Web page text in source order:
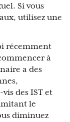
Si vous
utilisez une
récemment
à
a des
des IST et
le
diminuez